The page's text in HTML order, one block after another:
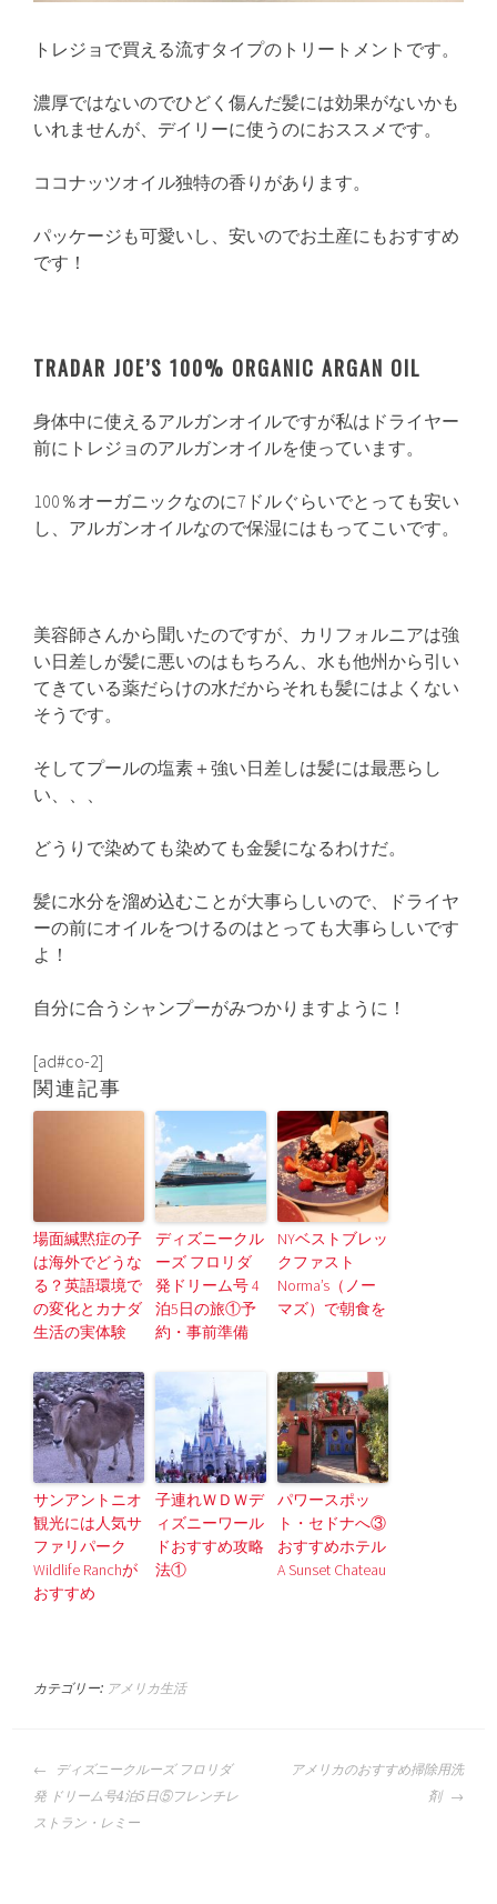
トレジョで買える流すタイプのトリートメントです。
濃厚ではないのでひどく傷んだ髪には効果がないかも
いれませんが、デイリーに使うのにおススメです。
ココナッツオイル独特の香りがあります。
パッケージも可愛いし、安いのでお土産にもおすすめ
です！
TRADAR JOE’S 100% ORGANIC ARGAN OIL
身体中に使えるアルガンオイルですが私はドライヤー
前にトレジョのアルガンオイルを使っています。
100％オーガニックなのに7ドルぐらいでとっても安い
し、アルガンオイルなので保湿にはもってこいです。
美容師さんから聞いたのですが、カリフォルニアは強
い日差しが髪に悪いのはもちろん、水も他州から引い
てきている薬だらけの水だからそれも髪にはよくない
そうです。
そしてプールの塩素＋強い日差しは髪には最悪らし
い、、、
どうりで染めても染めても金髪になるわけだ。
髪に水分を溜め込むことが大事らしいので、ドライヤ
ーの前にオイルをつけるのはとっても大事らしいです
よ！
自分に合うシャンプーがみつかりますように！
[ad#co-2]
関連記事
場面緘黙症の子
は海外でどうな
る？英語環境で
の変化とカナダ
生活の実体験
ディズニークル
ーズ フロリダ
発ドリーム号 4
泊5日の旅①予
約・事前準備
NYベストブレッ
クファスト
Norma’s（ノー
マズ）で朝食を
サンアントニオ
観光には人気サ
ファリパーク
Wildlife Ranchが
おすすめ
子連れＷＤＷデ
ィズニーワール
ドおすすめ攻略
法①
パワースポッ
ト・セドナへ③
おすすめホテル
A Sunset Chateau
カテゴリー: アメリカ生活
投
稿
ナ
ディズニークルーズ フロリダ
発 ドリーム号4泊5日⑤フレンチレ
ストラン・レミー
アメリカのおすすめ掃除用洗
剤